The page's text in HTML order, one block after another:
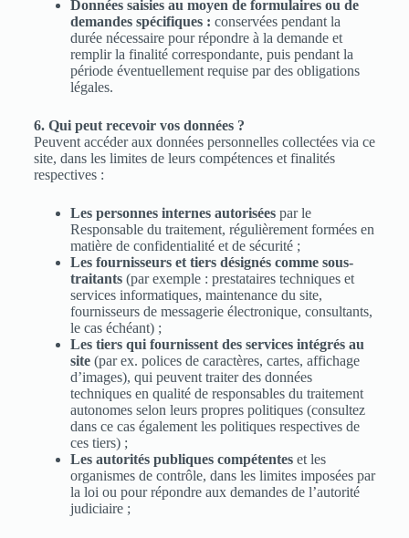
Données saisies au moyen de formulaires ou de
demandes spécifiques : conservées pendant la
durée nécessaire pour répondre à la demande et
remplir la finalité correspondante, puis pendant la
période éventuellement requise par des obligations
légales.
6. Qui peut recevoir vos données ?
Peuvent accéder aux données personnelles collectées via ce
site, dans les limites de leurs compétences et finalités
respectives :
Les personnes internes autoriséespar le
Responsable du traitement, régulièrement formées en
matière de confidentialité et de sécurité ;
Les fournisseurs et tiers désignés comme sous-
traitants(par exemple : prestataires techniques et
services informatiques, maintenance du site,
fournisseurs de messagerie électronique, consultants,
le cas échéant) ;
Les tiers qui fournissent des services intégrés au
site(par ex. polices de caractères, cartes, affichage
d’images), qui peuvent traiter des données
techniques en qualité de responsables du traitement
autonomes selon leurs propres politiques (consultez
dans ce cas également les politiques respectives de
ces tiers) ;
Les autorités publiques compétenteset les
organismes de contrôle, dans les limites imposées par
la loi ou pour répondre aux demandes de l’autorité
judiciaire ;